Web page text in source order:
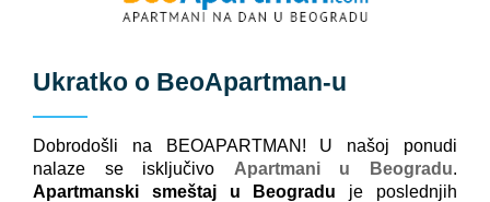
Ukratko o BeoApartman-u
Dobrodošli na BEOAPARTMAN! U našoj ponudi
nalaze se isključivo Apartmani u Beogradu.
Apartmanski smeštaj u Beogradu je poslednjih